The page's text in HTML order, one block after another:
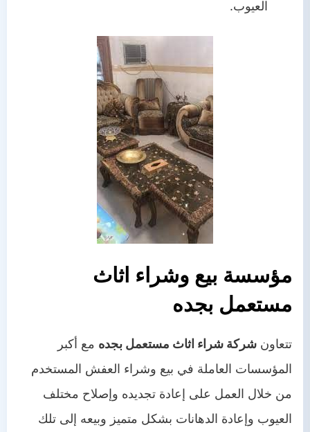
العيوب.
مؤسسة بيع وشراء اثاث
مستعمل بجده
تتعاون شركة شراء اثاث مستعمل بجده مع أكبر
المؤسسات العاملة في بيع وشراء العفش المستخدم
من خلال العمل على إعادة تجديده وإصلاح مختلف
العيوب وإعادة الدهانات بشكل متميز وبيعه إلى تلك